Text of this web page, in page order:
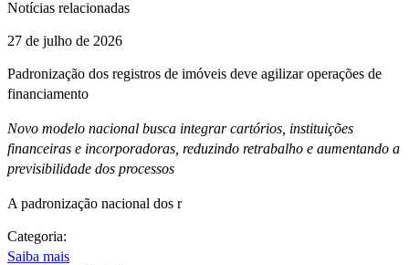
Notícias relacionadas
27 de julho de 2026
Padronização dos registros de imóveis deve agilizar operações de
financiamento
Novo modelo nacional busca integrar cartórios, instituições
financeiras e incorporadoras, reduzindo retrabalho e aumentando a
previsibilidade dos processos
A padronização nacional dos r
Categoria:
Saiba mais